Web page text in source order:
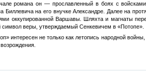
романа он — прославленный в боях с войсками
Биллевича на его внучке Александре. Далее на
оккупированной Варшавы. Шляхта и магнаты
символ веры, утверждаемый Сенкевичем в «Потопе».
интересен не только как летопись народной